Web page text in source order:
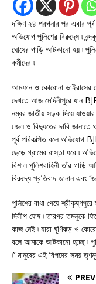
দক্ষিণ ২৪ পরগনার পর এবার
অভিযোগ পুলিশের বিরুদ্ধে ৷
ঘোষের গাড়ি আটকানো হয় ৷
কর্মীদের ৷
আমফান ও কোরোনা ভাইরাসের
দেখতে আজ মেদিনীপুরে যান
নম্বর জাতীয় সড়ক দিয়ে
৷ জল ও বিদ্যুতের দাবি জানাতে
পূর্ব পরিকল্পিত বলে অভিযোগ
ছেড়ে গ্রামের রাস্তা ধরে ৷
বিশাল পুলিশবাহিনী তাঁর গাড়ি
বিরুদ্ধে প্রতিবাদ জানান এবং
পুলিশের বাধা পেয়ে
দিলীপ ঘোষ ৷ তারপর তমলুকে
কাজ নেই ৷ যারা ঘূর্ণিঝড় ও
বলে আমাকে আটকানো হচ্ছে ৷
৷’’ মানুষের এই বিপদের সময়